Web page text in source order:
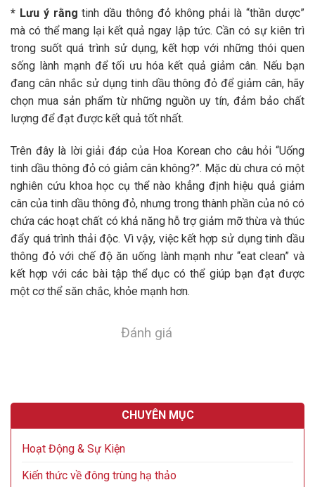
* Lưu ý rằng tinh dầu thông đỏ không phải là “thần dược”
mà có thể mang lại kết quả ngay lập tức. Cần có sự kiên trì
trong suốt quá trình sử dụng, kết hợp với những thói quen
sống lành mạnh để tối ưu hóa kết quả giảm cân. Nếu bạn
đang cân nhắc sử dụng tinh dầu thông đỏ để giảm cân, hãy
chọn mua sản phẩm từ những nguồn uy tín, đảm bảo chất
lượng để đạt được kết quả tốt nhất.
Trên đây là lời giải đáp của Hoa Korean cho câu hỏi “Uống
tinh dầu thông đỏ có giảm cân không?”. Mặc dù chưa có một
nghiên cứu khoa học cụ thể nào khẳng định hiệu quả giảm
cân của tinh dầu thông đỏ, nhưng trong thành phần của nó có
chứa các hoạt chất có khả năng hỗ trợ giảm mỡ thừa và thúc
đẩy quá trình thải độc. Vì vậy, việc kết hợp sử dụng tinh dầu
thông đỏ với chế độ ăn uống lành mạnh như “eat clean” và
kết hợp với các bài tập thể dục có thể giúp bạn đạt được
một cơ thể săn chắc, khỏe mạnh hơn.
Đánh giá
CHUYÊN MỤC
Hoạt Động & Sự Kiện
Kiến thức về đông trùng hạ thảo